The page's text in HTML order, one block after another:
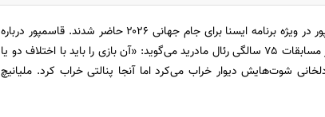
به نقل از ایسنا، حسن روشن و ابراهیم قاسمپور در ویژه برنامه ایسنا برای جام جهانی ۲۰۲۶ حاضر شدند. قاسمپور درباره
آماده‌سازی جام جهانی ۱۹۷۸ و تساوی با آرژانتین (قهرمان ۱۹۷۸) در مسابقات ۷۵ سالگی رئال مادرید می‌گوید: «آن بازی را باید با اختلاف دو یا
شوت‌هایش دیوار خراب می‌کرد اما آنجا پنالتی خراب کرد. ملیانیچ